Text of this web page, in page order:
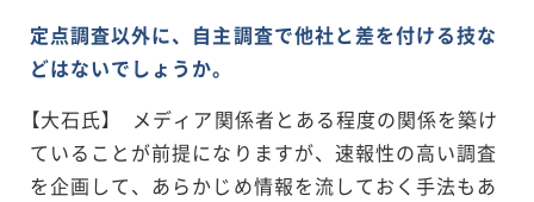
定点調査以外に、自主調査で他社と差を付ける技な
どはないでしょうか。
【大石氏】 メディア関係者とある程度の関係を築け
ていることが前提になりますが、速報性の高い調査
を企画して、あらかじめ情報を流しておく手法もあ